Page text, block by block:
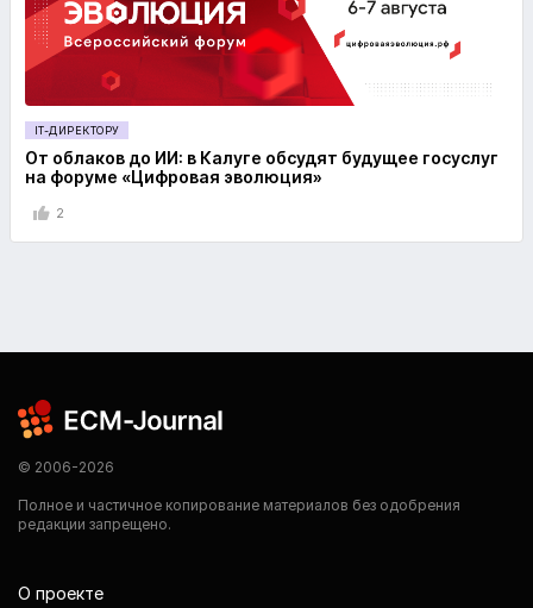
IT-ДИРЕКТОРУ
От облаков до ИИ: в Калуге обсудят будущее госуслуг
на форуме «Цифровая эволюция»
2
© 2006-2026
Полное и частичное копирование материалов без одобрения
редакции запрещено.
О проекте